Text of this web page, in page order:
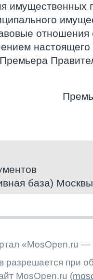
имущественных
база) Москвы
«MosOpen.ru —
при
MosOpen.ru (